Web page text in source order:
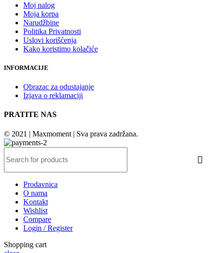
Moj nalog
Moja korpa
Narudžbine
Politika Privatnosti
Uslovi korišćenja
Kako koristimo kolačiće
INFORMACIJE
Obrazac za odustajanje
Izjava o reklamaciji
PRATITE NAS
© 2021 | Maxmoment | Sva prava zadržana.
Prodavnica
O nama
Kontakt
Wishlist
Compare
Login / Register
Shopping cart